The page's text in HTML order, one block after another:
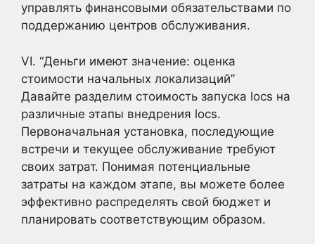
управлять финансовыми обязательствами по
поддержанию центров обслуживания.
VI. “Деньги имеют значение: оценка
стоимости начальных локализаций”
Давайте разделим стоимость запуска locs на
различные этапы внедрения locs.
Первоначальная установка, последующие
встречи и текущее обслуживание требуют
своих затрат. Понимая потенциальные
затраты на каждом этапе, вы можете более
эффективно распределять свой бюджет и
планировать соответствующим образом.